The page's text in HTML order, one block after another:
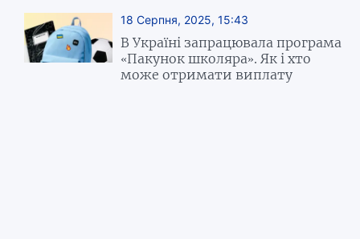
18 Серпня, 2025, 15:43
В Україні запрацювала програма
«Пакунок школяра». Як і хто
може отримати виплату